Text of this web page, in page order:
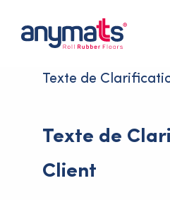
Texte de
Texte de
Client